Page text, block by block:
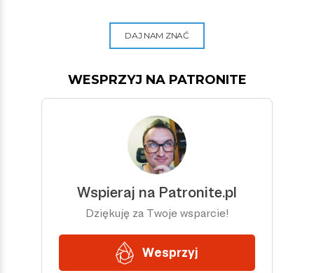
DAJ NAM ZNAĆ
WESPRZYJ NA PATRONITE